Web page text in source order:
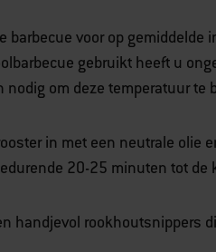
barbecue voor op gemiddelde
gebruikt heeft u
nodig om deze temperatuur te
in met een neutrale olie
20-25 minuten tot de
handjevol rookhoutsnippers